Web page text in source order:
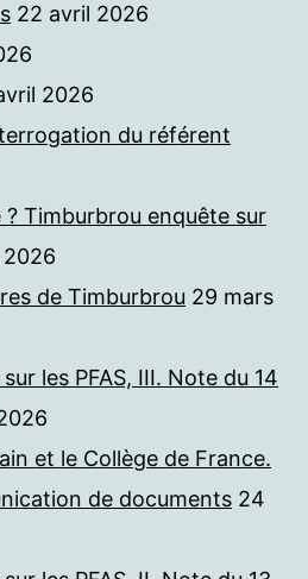
22 avril 2026
2026
du référent
? Timburbrou enquête sur
de Timburbrou 29 mars
les PFAS, III. Note du 14
et le Collège de France.
de documents 24